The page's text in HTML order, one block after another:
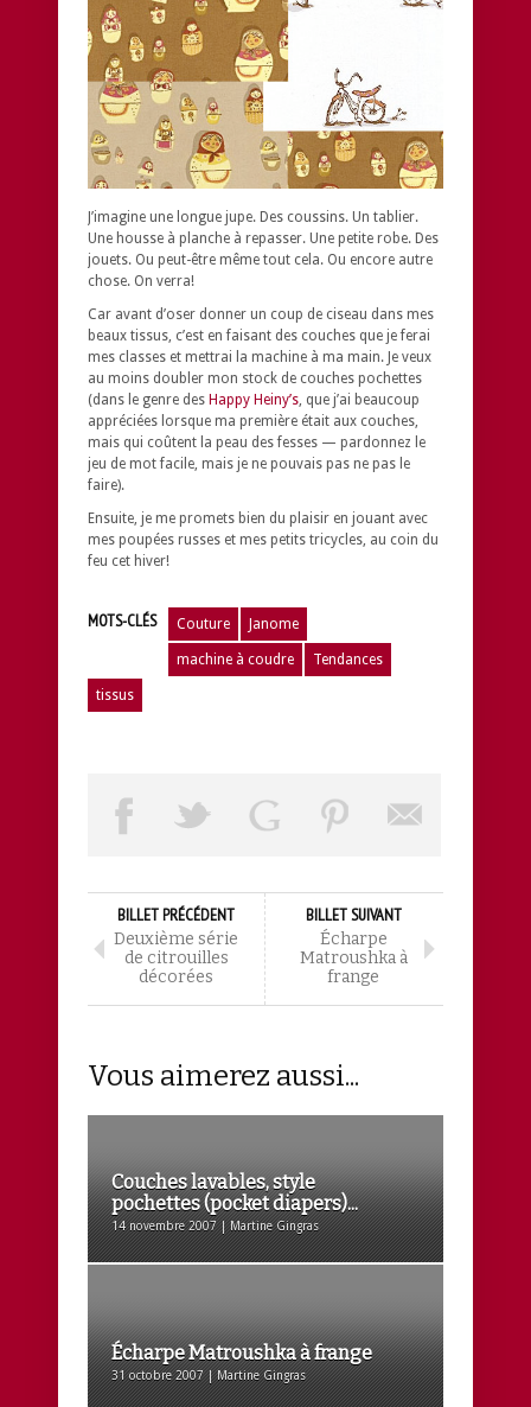
J’imagine une longue jupe. Des coussins. Un tablier.
Une housse à planche à repasser. Une petite robe. Des
jouets. Ou peut-être même tout cela. Ou encore autre
chose. On verra!
Car avant d’oser donner un coup de ciseau dans mes
beaux tissus, c’est en faisant des couches que je ferai
mes classes et mettrai la machine à ma main. Je veux
au moins doubler mon stock de couches pochettes
(dans le genre des Happy Heiny’s, que j’ai beaucoup
appréciées lorsque ma première était aux couches,
mais qui coûtent la peau des fesses — pardonnez le
jeu de mot facile, mais je ne pouvais pas ne pas le
faire).
Ensuite, je me promets bien du plaisir en jouant avec
mes poupées russes et mes petits tricycles, au coin du
feu cet hiver!
MOTS-CLÉS Couture Janome
machine à coudre Tendances
tissus
BILLET PRÉCÉDENT
Deuxième série
de citrouilles
décorées
BILLET SUIVANT
Écharpe
Matroushka à
frange
Vous aimerez aussi...
Couches lavables, style
pochettes (pocket diapers)...
14 novembre 2007 | Martine Gingras
Écharpe Matroushka à frange
31 octobre 2007 | Martine Gingras